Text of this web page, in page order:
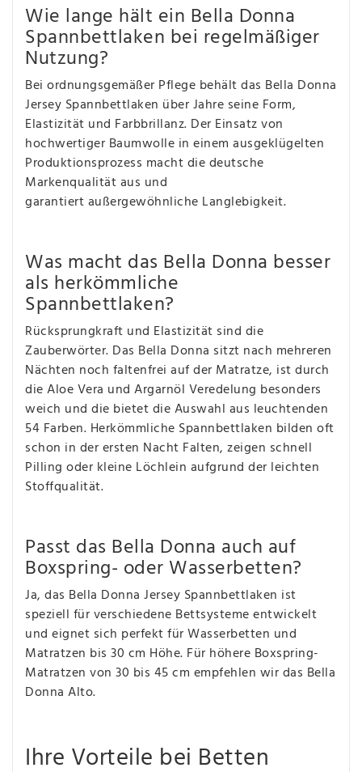
Wie lange hält ein Bella Donna
Spannbettlaken bei regelmäßiger
Nutzung?
Bei ordnungsgemäßer Pflege behält das Bella Donna
Jersey Spannbettlaken über Jahre seine Form,
Elastizität und Farbbrillanz. Der Einsatz von
hochwertiger Baumwolle in einem ausgeklügelten
Produktionsprozess macht die deutsche
Markenqualität aus und
garantiert außergewöhnliche Langlebigkeit.
Was macht das Bella Donna besser
als herkömmliche
Spannbettlaken?
Rücksprungkraft und Elastizität sind die
Zauberwörter. Das Bella Donna sitzt nach mehreren
Nächten noch faltenfrei auf der Matratze, ist durch
die Aloe Vera und Argarnöl Veredelung besonders
weich und die bietet die Auswahl aus leuchtenden
54 Farben. Herkömmliche Spannbettlaken bilden oft
schon in der ersten Nacht Falten, zeigen schnell
Pilling oder kleine Löchlein aufgrund der leichten
Stoffqualität.
Passt das Bella Donna auch auf
Boxspring- oder Wasserbetten?
Ja, das Bella Donna Jersey Spannbettlaken ist
speziell für verschiedene Bettsysteme entwickelt
und eignet sich perfekt für Wasserbetten und
Matratzen bis 30 cm Höhe. Für höhere Boxspring-
Matratzen von 30 bis 45 cm empfehlen wir das Bella
Donna Alto.
Ihre Vorteile bei Betten